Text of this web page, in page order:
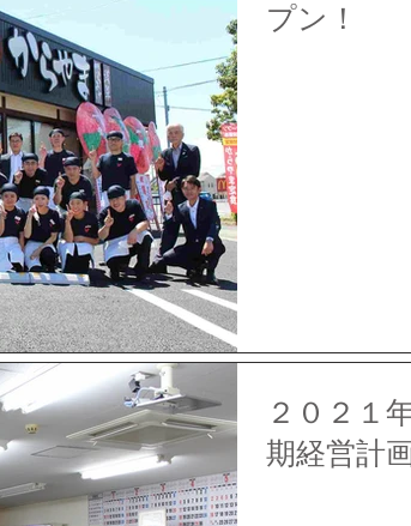
プン！
２０２１
期経営計